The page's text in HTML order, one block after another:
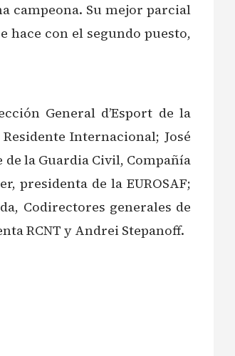
campeona. Su mejor parcial
hace con el segundo puesto,
General d’Esport de la
Internacional; José
de la Guardia Civil, Compañía
presidenta de la EUROSAF;
Codirectores generales de
RCNT y Andrei Stepanoff.